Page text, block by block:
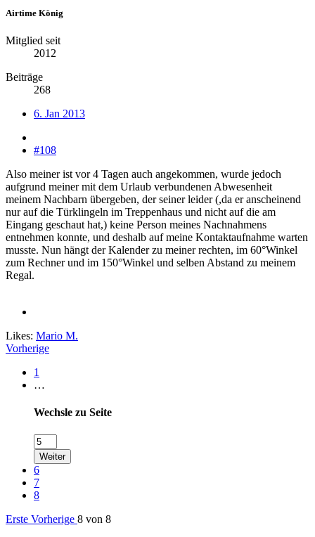
Airtime König
Mitglied seit
2012
Beiträge
268
6. Jan 2013
#108
Also meiner ist vor 4 Tagen auch angekommen, wurde jedoch
aufgrund meiner mit dem Urlaub verbundenen Abwesenheit
meinem Nachbarn übergeben, der seiner leider (,da er anscheinend
nur auf die Türklingeln im Treppenhaus und nicht auf die am
Eingang geschaut hat,) keine Person meines Nachnahmens
entnehmen konnte, und deshalb auf meine Kontaktaufnahme warten
musste. Nun hängt der Kalender zu meiner rechten, im 60°Winkel
zum Rechner und im 150°Winkel und selben Abstand zu meinem
Regal.
Likes: Mario M.
Vorherige
1
…
Wechsle zu Seite
Weiter
6
7
8
Erste Vorherige 8 von 8